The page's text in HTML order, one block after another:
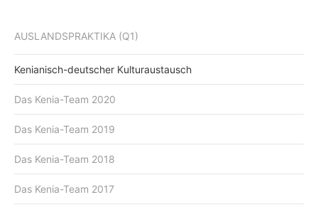
AUSLANDSPRAKTIKA (Q1)
Kenianisch-deutscher Kulturaustausch
Das Kenia-Team 2020
Das Kenia-Team 2019
Das Kenia-Team 2018
Das Kenia-Team 2017